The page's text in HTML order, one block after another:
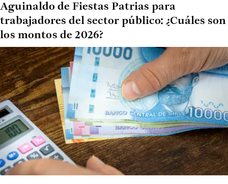
Aguinaldo de Fiestas Patrias para
trabajadores del sector público: ¿Cuáles son
los montos de 2026?